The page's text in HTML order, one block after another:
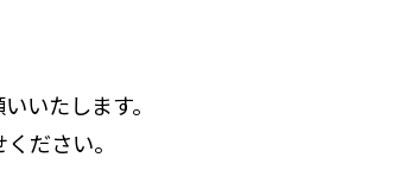
いたします。
ださい。